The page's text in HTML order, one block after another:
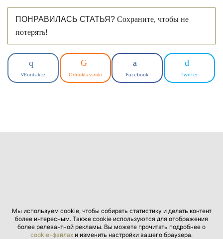
ПОНРАВИЛАСЬ СТАТЬЯ? Сохраните, чтобы не
потерять!
VKontakte Odnoklassniki Facebook Twitter
Мы используем cookie, чтобы собирать статистику и делать контент
более интересным. Также cookie используются для отображения
более релевантной рекламы. Вы можете прочитать подробнее о
cookie-файлах и изменить настройки вашего браузера.